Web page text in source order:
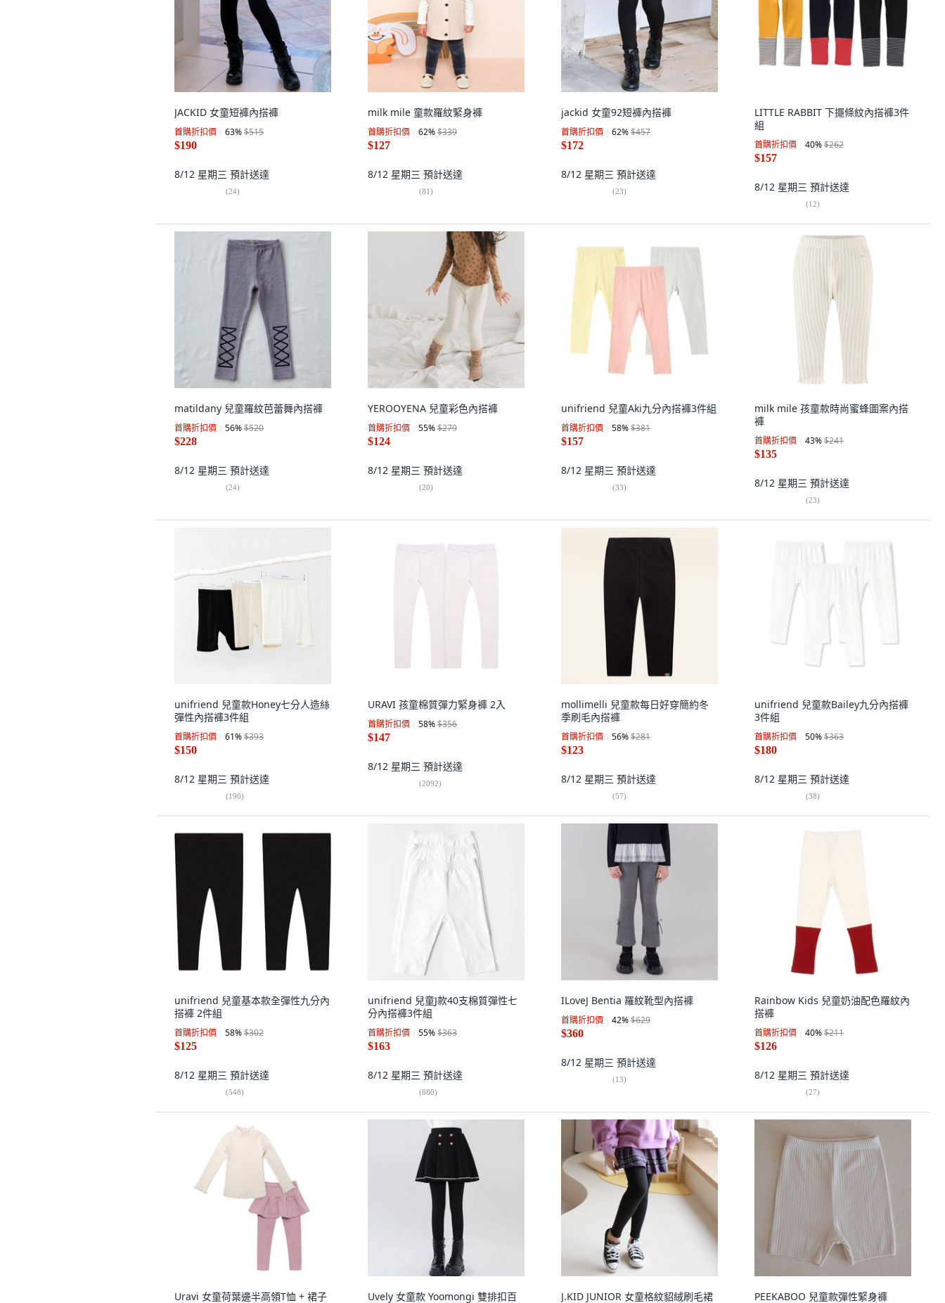
JACKID 女童短褲內搭褲
首購折扣價 63%$515
$190
8/12 星期三 預計送達
(24)
milk mile 童款羅紋緊身褲
首購折扣價 62%$339
$127
8/12 星期三 預計送達
(81)
jackid 女童92短褲內搭褲
首購折扣價 62%$457
$172
8/12 星期三 預計送達
(23)
LITTLE RABBIT 下擺條紋內搭褲3件
組
首購折扣價 40%$262
$157
8/12 星期三 預計送達
(12)
matildany 兒童羅紋芭蕾舞內搭褲
首購折扣價 56%$520
$228
8/12 星期三 預計送達
(24)
YEROOYENA 兒童彩色內搭褲
首購折扣價 55%$279
$124
8/12 星期三 預計送達
(20)
unifriend 兒童Aki九分內搭褲3件組
首購折扣價 58%$381
$157
8/12 星期三 預計送達
(33)
milk mile 孩童款時尚蜜蜂圖案內搭
褲
首購折扣價 43%$241
$135
8/12 星期三 預計送達
(23)
unifriend 兒童款Honey七分人造絲
彈性內搭褲3件組
首購折扣價 61%$393
$150
8/12 星期三 預計送達
(190)
URAVI 孩童棉質彈力緊身褲 2入
首購折扣價 58%$356
$147
8/12 星期三 預計送達
(2092)
mollimelli 兒童款每日好穿簡約冬
季刷毛內搭褲
首購折扣價 56%$281
$123
8/12 星期三 預計送達
(57)
unifriend 兒童款Bailey九分內搭褲
3件組
首購折扣價 50%$363
$180
8/12 星期三 預計送達
(38)
unifriend 兒童基本款全彈性九分內
搭褲 2件組
首購折扣價 58%$302
$125
8/12 星期三 預計送達
(548)
unifriend 兒童J款40支棉質彈性七
分內搭褲3件組
首購折扣價 55%$363
$163
8/12 星期三 預計送達
(880)
ILoveJ Bentia 羅紋靴型內搭褲
首購折扣價 42%$629
$360
8/12 星期三 預計送達
(13)
Rainbow Kids 兒童奶油配色羅紋內
搭褲
首購折扣價 40%$211
$126
8/12 星期三 預計送達
(27)
Uravi 女童荷葉邊半高領T恤 + 裙子
Uvely 女童款 Yoomongi 雙排扣百
J.KID JUNIOR 女童格紋貂絨刷毛裙
PEEKABOO 兒童款彈性緊身褲